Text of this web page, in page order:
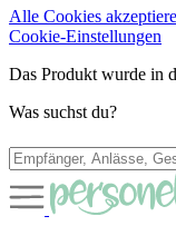
Alle Cookies
Cookie-Einstellungen
Das Produkt wurde in
Was suchst du?